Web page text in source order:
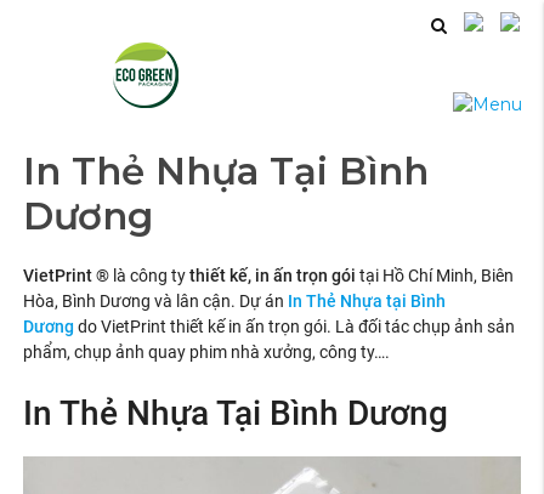
In Thẻ Nhựa Tại Bình
Dương
VietPrint ®là công tythiết kế, in ấn trọn gói tại Hồ Chí Minh, Biên
Hòa, Bình Dương và lân cận. Dự án In Thẻ Nhựa tại Bình
Dương do VietPrint thiết kế in ấn trọn gói. Là đối tác chụp ảnh sản
phẩm, chụp ảnh quay phim nhà xưởng, công ty….
In Thẻ Nhựa Tại Bình Dương